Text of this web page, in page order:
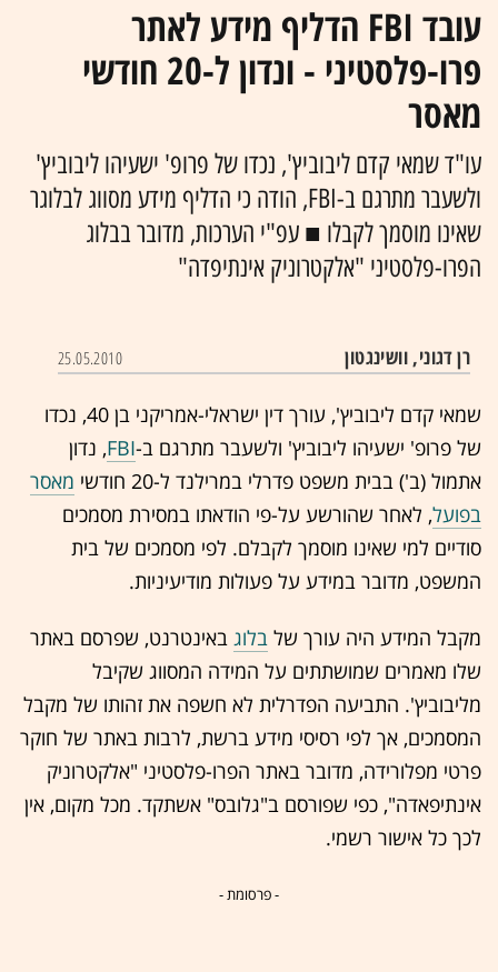
עובד FBI הדליף מידע לאתר
פרו-פלסטיני - ונדון ל-20 חודשי
מאסר
עו"ד שמאי קדם ליבוביץ', נכדו של פרופ' ישעיהו ליבוביץ'
ולשעבר מתרגם ב-FBI, הודה כי הדליף מידע מסווג לבלוגר
שאינו מוסמך לקבלו ■ עפ"י הערכות, מדובר בבלוג
הפרו-פלסטיני "אלקטרוניק אינתיפדה"
רן דגוני, וושינגטון 25.05.2010
שמאי קדם ליבוביץ', עורך דין ישראלי-אמריקני בן 40, נכדו
של פרופ' ישעיהו ליבוביץ' ולשעבר מתרגם ב-FBI, נדון
אתמול (ב') בבית משפט פדרלי במרילנד ל-20 חודשי
מאסר
בפועל, לאחר שהורשע על-פי הודאתו במסירת מסמכים
סודיים למי שאינו מוסמך לקבלם. לפי מסמכים של בית
המשפט, מדובר במידע על פעולות מודיעיניות.
מקבל המידע היה עורך של בלוג באינטרנט, שפרסם באתר
שלו מאמרים שמושתתים על המידה המסווג שקיבל
מליבוביץ'. התביעה הפדרלית לא חשפה את זהותו של מקבל
המסמכים, אך לפי רסיסי מידע ברשת, לרבות באתר של חוקר
פרטי מפלורידה, מדובר באתר הפרו-פלסטיני "אלקטרוניק
אינתיפאדה", כפי שפורסם ב"גלובס" אשתקד. מכל מקום, אין
לכך כל אישור רשמי.
- פרסומת -